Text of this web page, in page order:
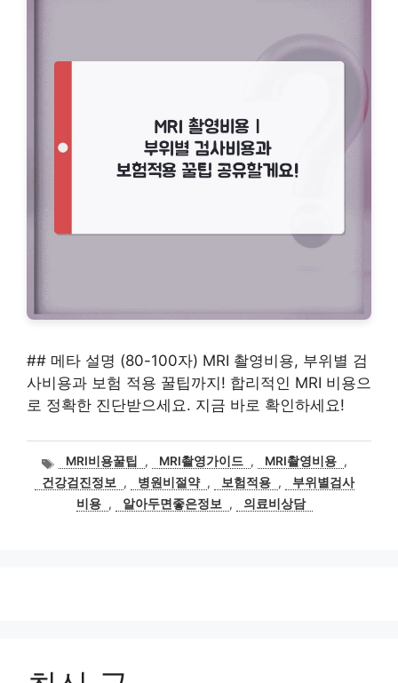
## 메타 설명 (80-100자) MRI 촬영비용, 부위별 검
사비용과 보험 적용 꿀팁까지! 합리적인 MRI 비용으
로 정확한 진단받으세요. 지금 바로 확인하세요!
태
그
MRI비용꿀팁 , MRI촬영가이드 , MRI촬영비용 ,
건강검진정보 , 병원비절약 , 보험적용 ,
부위별검사
비용 , 알아두면좋은정보 , 의료비상담